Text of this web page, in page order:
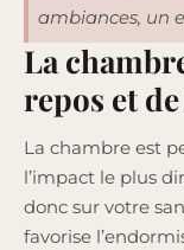
ambiances, un
La
repos et
La chambre est
l’impact le plus
donc sur votre
favorise